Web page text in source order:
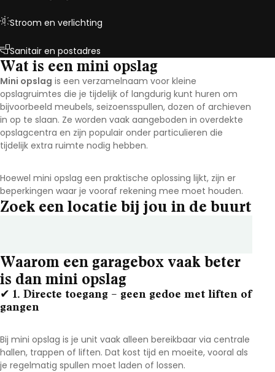
Stroom en verlichting
Sanitair en postadres
Wat is een mini opslag
Mini opslag is een verzamelnaam voor kleine
opslagruimtes die je tijdelijk of langdurig kunt huren om
bijvoorbeeld meubels, seizoensspullen, dozen of archieven
in op te slaan. Ze worden vaak aangeboden in overdekte
opslagcentra en zijn populair onder particulieren die
tijdelijk extra ruimte nodig hebben.
Hoewel mini opslag een praktische oplossing lijkt, zijn er
beperkingen waar je vooraf rekening mee moet houden.
Zoek een locatie bij jou in de buurt
Waarom een garagebox vaak beter
is dan mini opslag
✔ 1. Directe toegang – geen gedoe met liften of
gangen
Bij mini opslag is je unit vaak alleen bereikbaar via centrale
hallen, trappen of liften. Dat kost tijd en moeite, vooral als
je regelmatig spullen moet laden of lossen.